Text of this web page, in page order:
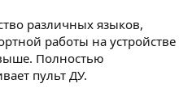
различных языков,
работы на устройстве
Полностью
пульт ДУ.